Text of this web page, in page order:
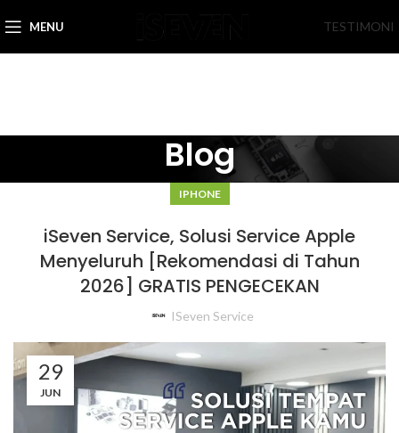
MENU TESTIMONI
Blog
IPHONE
iSeven Service, Solusi Service Apple
Menyeluruh [Rekomendasi di Tahun
2026] GRATIS PENGECEKAN
ISeven Service
29
JUN